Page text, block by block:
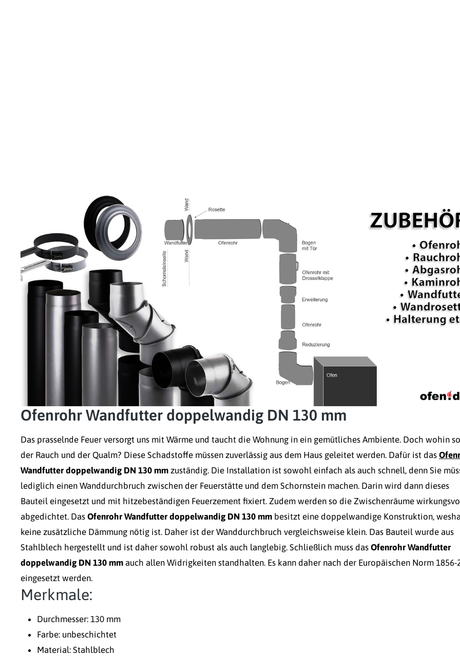
Ofenrohr Wandfutter doppelwandig DN 130 mm
Das prasselnde Feuer versorgt uns mit Wärme und taucht die Wohnung in ein gemütliches Ambiente. Doch wohin
der Rauch und der Qualm? Diese Schadstoffe müssen zuverlässig aus dem Haus geleitet werden. Dafür ist das
Wandfutter doppelwandig DN 130 mm zuständig. Die Installation ist sowohl einfach als auch schnell, denn Sie
lediglich einen Wanddurchbruch zwischen der Feuerstätte und dem Schornstein machen. Darin wird dann dieses
Bauteil eingesetzt und mit hitzebeständigen Feuerzement fixiert. Zudem werden so die Zwischenräume
abgedichtet. Das Ofenrohr Wandfutter doppelwandig DN 130 mm besitzt eine doppelwandige Konstruktion,
keine zusätzliche Dämmung nötig ist. Daher ist der Wanddurchbruch vergleichsweise klein. Das Bauteil wurde aus
Stahlblech hergestellt und ist daher sowohl robust als auch langlebig. Schließlich muss das Ofenrohr Wandfutter
doppelwandig DN 130 mm auch allen Widrigkeiten standhalten. Es kann daher nach der Europäischen Norm 1856-
eingesetzt werden.
Merkmale:
Durchmesser: 130 mm
Farbe: unbeschichtet
Material: Stahlblech